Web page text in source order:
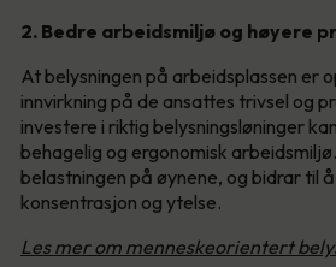
2. Bedre arbeidsmiljø og høyere
At belysningen på arbeidsplassen er
innvirkning på de ansattes trivsel og
investere i riktig belysningsløninger
behagelig og ergonomisk
belastningen på øynene, og bidrar til
konsentrasjon og ytelse.
Les mer om menneskeorientert